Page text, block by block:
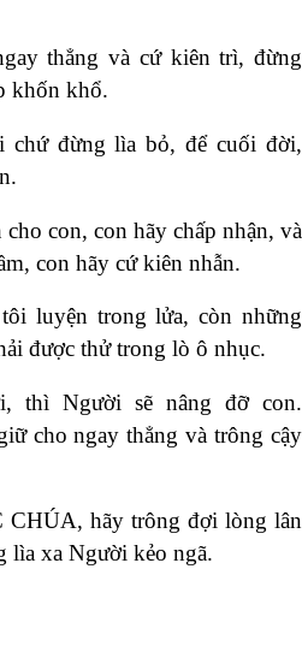
thẳng và cứ kiên trì, đừng
khốn khổ.
chứ đừng lìa bỏ, để cuối đời,
con, con hãy chấp nhận, và
con hãy cứ kiên nhẫn.
luyện trong lửa, còn những
được thử trong lò ô nhục.
thì Người sẽ nâng đỡ con.
cho ngay thẳng và trông cậy
hãy trông đợi lòng lân
lìa xa Người kẻo ngã.